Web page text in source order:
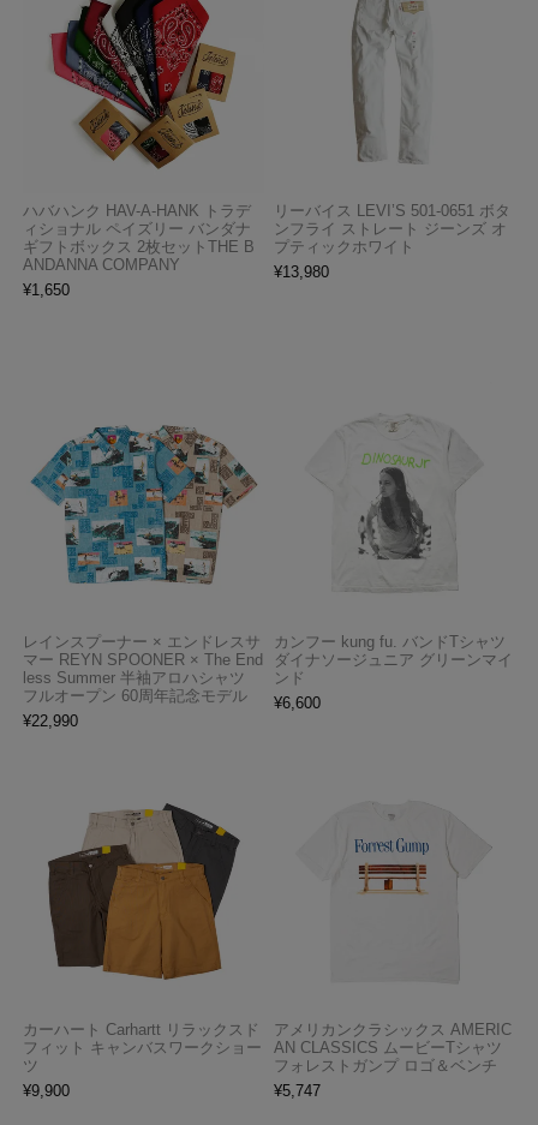
ハバハンク HAV-A-HANK トラデ
ィショナル ペイズリー バンダナ
ギフトボックス 2枚セットTHE B
ANDANNA COMPANY
¥1,650
リーバイス LEVI’S 501-0651 ボタ
ンフライ ストレート ジーンズ オ
プティックホワイト
¥13,980
レインスプーナー × エンドレスサ
マー REYN SPOONER × The End
less Summer 半袖アロハシャツ
フルオープン 60周年記念モデル
¥22,990
カンフー kung fu. バンドTシャツ
ダイナソージュニア グリーンマイ
ンド
¥6,600
カーハート Carhartt リラックスド
フィット キャンバスワークショー
ツ
¥9,900
アメリカンクラシックス AMERIC
AN CLASSICS ムービーTシャツ
フォレストガンプ ロゴ＆ベンチ
¥5,747